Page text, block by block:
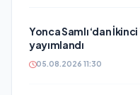
Yonca Samlı ‘dan
yayımlandı
05.08.2026 11:30